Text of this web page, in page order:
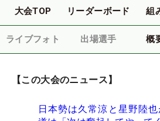
大会TOP リーダーボード 組
ライブフォト 出場選手 概
【この大会のニュース】
日本勢は久常涼と星野陸